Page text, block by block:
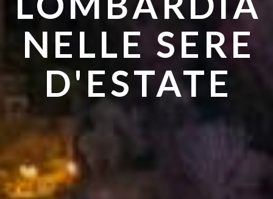
NELLE SERE
D'ESTATE
ANDARE IN
ESTATE